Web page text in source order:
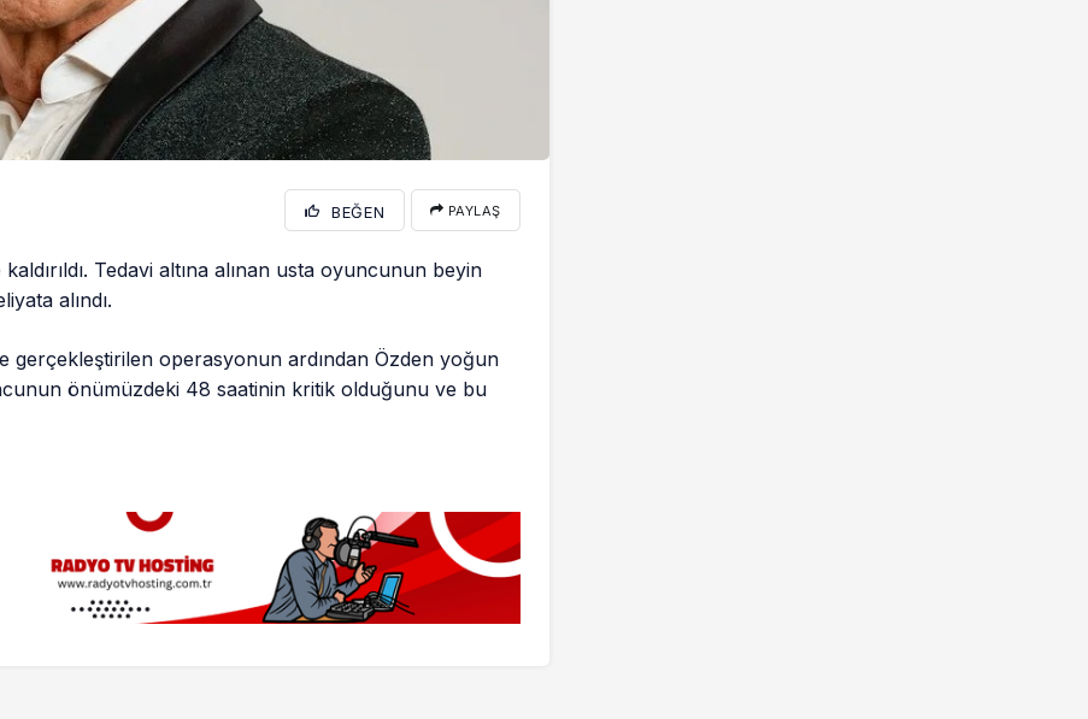
BEĞEN PAYLAŞ
Tedavi altına alınan usta oyuncunun beyin
alındı.
gerçekleştirilen operasyonun ardından Özden yoğun
önümüzdeki 48 saatinin kritik olduğunu ve bu